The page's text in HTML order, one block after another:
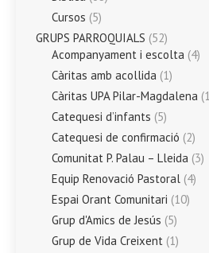
Cursos (5)
GRUPS PARROQUIALS (52)
Acompanyament i escolta (4)
Càritas amb acollida (1)
Càritas UPA Pilar-Magdalena
Catequesi d’infants (5)
Catequesi de confirmació (2)
Comunitat P. Palau – Lleida (3)
Equip Renovació Pastoral (4)
Espai Orant Comunitari (10)
Grup d'Amics de Jesús (5)
Grup de Vida Creixent (1)